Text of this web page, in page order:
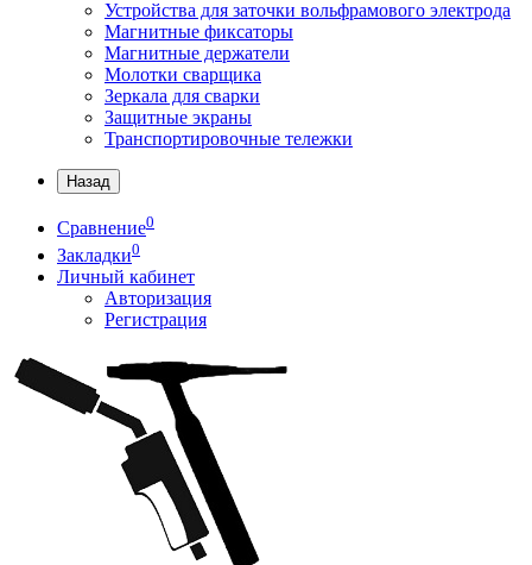
Устройства для заточки вольфрамового электрода
Магнитные фиксаторы
Магнитные держатели
Молотки сварщика
Зеркала для сварки
Защитные экраны
Транспортировочные тележки
Назад
Сравнение0
Закладки0
Личный кабинет
Авторизация
Регистрация